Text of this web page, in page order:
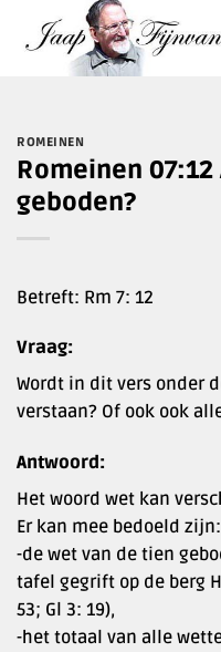
naar
ROMEINEN
Romeinen
geboden?
Betreft: Rm 7: 12
Vraag:
Wordt in dit vers onder
verstaan? Of ook ook
Antwoord:
Het woord wet kan
Er kan mee bedoeld zijn:
-de wet van de tien
tafel gegrift op de berg
53; Gl 3: 19),
-het totaal van alle